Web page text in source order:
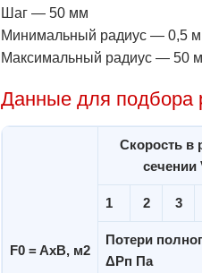
Шаг — 50 мм
Минимальный радиус — 0,5 м
Максимальный радиус — 50 м
Данные для подбора
F0 = AxB, м2
Скорость в
сечении
1 2 3
Потери
ΔPп Па